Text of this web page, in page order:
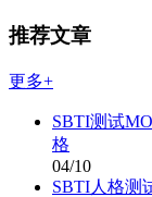
推荐文章
更多+
SBTI测试
格
04/10
SBTI人格测